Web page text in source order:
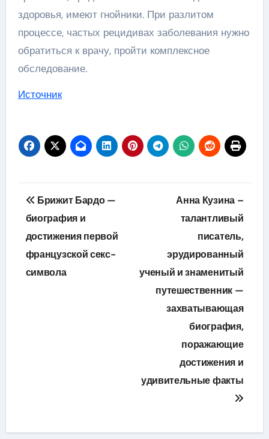
здоровья, имеют гнойники. При разлитом
процессе, частых рецидивах заболевания нужно
обратиться к врачу, пройти комплексное
обследование.
Источник
Навигация
по
записям
Брижит Бардо —
биография и
достижения первой
французской секс-
символа
Анна Кузина –
талантливый
писатель,
эрудированный
ученый и знаменитый
путешественник —
захватывающая
биография,
поражающие
достижения и
удивительные факты